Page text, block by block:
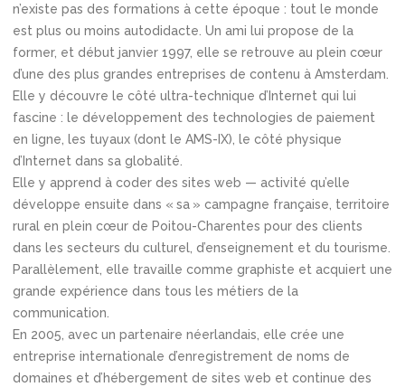
n’existe pas des formations à cette époque : tout le monde
est plus ou moins autodidacte. Un ami lui propose de la
former, et début janvier 1997, elle se retrouve au plein cœur
d’une des plus grandes entreprises de contenu à Amsterdam.
Elle y découvre le côté ultra-technique d’Internet qui lui
fascine : le développement des technologies de paiement
en ligne, les tuyaux (dont le AMS-IX), le côté physique
d’Internet dans sa globalité.
Elle y apprend à coder des sites web — activité qu’elle
développe ensuite dans « sa » campagne française, territoire
rural en plein cœur de Poitou-Charentes pour des clients
dans les secteurs du culturel, d’enseignement et du tourisme.
Parallèlement, elle travaille comme graphiste et acquiert une
grande expérience dans tous les métiers de la
communication.
En 2005, avec un partenaire néerlandais, elle crée une
entreprise internationale d’enregistrement de noms de
domaines et d’hébergement de sites web et continue des